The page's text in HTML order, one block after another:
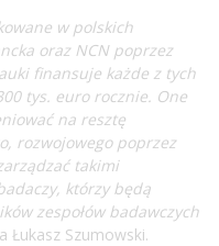
w polskich
oraz NCN poprzez
finansuje każde z tych
tys. euro rocznie. One
na resztę
rozwojowego poprzez
takimi
którzy będą
zespołów badawczych
Łukasz Szumowski.